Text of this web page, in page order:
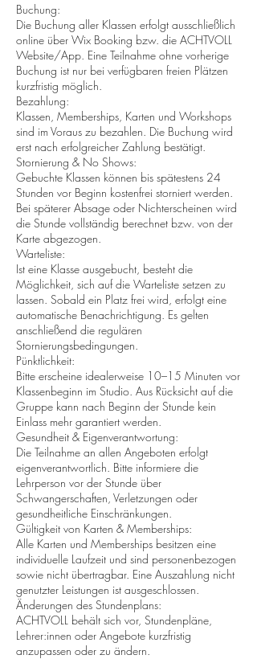
Buchung:
Die Buchung aller Klassen erfolgt ausschließlich
online über Wix Booking bzw. die ACHTVOLL
Website/App. Eine Teilnahme ohne vorherige
Buchung ist nur bei verfügbaren freien Plätzen
kurzfristig möglich.
Bezahlung:
Klassen, Memberships, Karten und Workshops
sind im Voraus zu bezahlen. Die Buchung wird
erst nach erfolgreicher Zahlung bestätigt.
Stornierung & No Shows:
Gebuchte Klassen können bis spätestens 24
Stunden vor Beginn kostenfrei storniert werden.
Bei späterer Absage oder Nichterscheinen wird
die Stunde vollständig berechnet bzw. von der
Karte abgezogen.
Warteliste:
Ist eine Klasse ausgebucht, besteht die
Möglichkeit, sich auf die Warteliste setzen zu
lassen. Sobald ein Platz frei wird, erfolgt eine
automatische Benachrichtigung. Es gelten
anschließend die regulären
Stornierungsbedingungen.
Pünktlichkeit:
Bitte erscheine idealerweise 10–15 Minuten vor
Klassenbeginn im Studio. Aus Rücksicht auf die
Gruppe kann nach Beginn der Stunde kein
Einlass mehr garantiert werden.
Gesundheit & Eigenverantwortung:
Die Teilnahme an allen Angeboten erfolgt
eigenverantwortlich. Bitte informiere die
Lehrperson vor der Stunde über
Schwangerschaften, Verletzungen oder
gesundheitliche Einschränkungen.
Gültigkeit von Karten & Memberships:
Alle Karten und Memberships besitzen eine
individuelle Laufzeit und sind personenbezogen
sowie nicht übertragbar. Eine Auszahlung nicht
genutzter Leistungen ist ausgeschlossen.
Änderungen des Stundenplans:
ACHTVOLL behält sich vor, Stundenpläne,
Lehrer:innen oder Angebote kurzfristig
anzupassen oder zu ändern.